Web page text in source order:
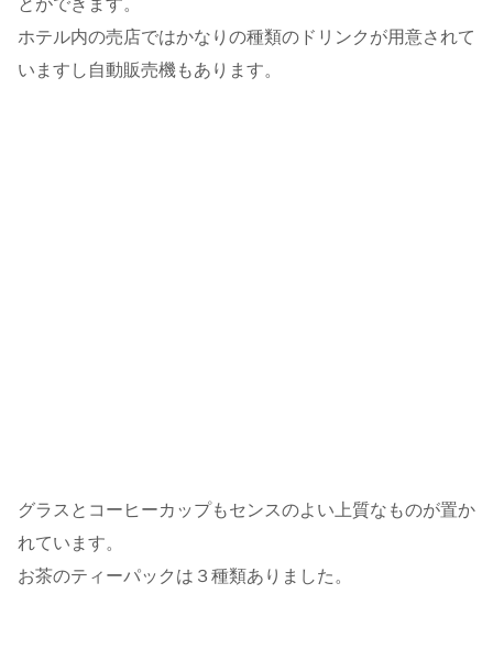
とができます。
ホテル内の売店ではかなりの種類のドリンクが用意されて
いますし自動販売機もあります。
グラスとコーヒーカップもセンスのよい上質なものが置か
れています。
お茶のティーパックは３種類ありました。